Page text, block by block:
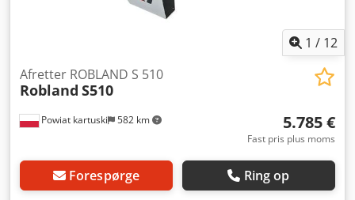
Aqow Iqa Negorf – vægt: 900 kg
1 / 12
Powiat kartuski 582 km
Afretter ROBLAND S 510
Robland S510
5.785 €
Fast pris plus moms
Forespørge Ring op